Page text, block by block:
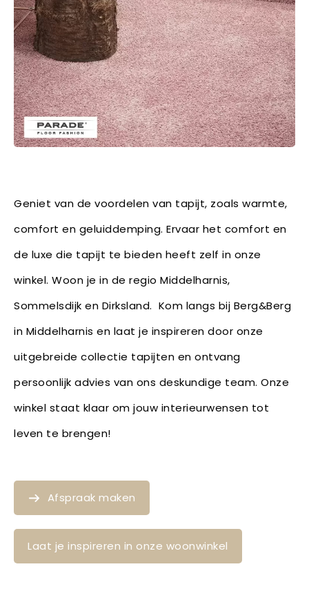
Geniet van de voordelen van tapijt, zoals warmte,
comfort en geluiddemping. Ervaar het comfort en
de luxe die tapijt te bieden heeft zelf in onze
winkel. Woon je in de regio Middelharnis,
Sommelsdijk en Dirksland. Kom langs bij Berg&Berg
in Middelharnis en laat je inspireren door onze
uitgebreide collectie tapijten en ontvang
persoonlijk advies van ons deskundige team. Onze
winkel staat klaar om jouw interieurwensen tot
leven te brengen!
Afspraak maken
Laat je inspireren in onze woonwinkel